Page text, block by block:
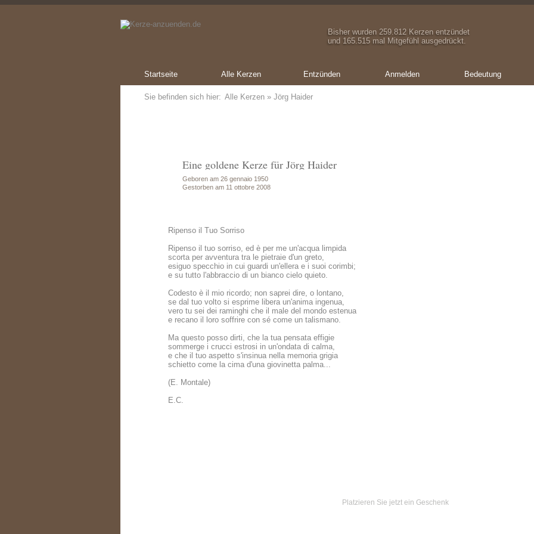
Bisher wurden 259.812 Kerzen entzündet
und 165.515 mal Mitgefühl ausgedrückt.
Startseite Alle Kerzen Entzünden Anmelden Bedeutung
Sie befinden sich hier: Alle Kerzen » Jörg Haider
Eine goldene Kerze für Jörg Haider
Geboren am 26 gennaio 1950
Gestorben am 11 ottobre 2008
Ripenso il Tuo Sorriso
Ripenso il tuo sorriso, ed è per me un'acqua limpida
scorta per avventura tra le pietraie d'un greto,
esiguo specchio in cui guardi un'ellera e i suoi corimbi;
e su tutto l'abbraccio di un bianco cielo quieto.
Codesto è il mio ricordo; non saprei dire, o lontano,
se dal tuo volto si esprime libera un'anima ingenua,
vero tu sei dei raminghi che il male del mondo estenua
e recano il loro soffrire con sé come un talismano.
Ma questo posso dirti, che la tua pensata effigie
sommerge i crucci estrosi in un'ondata di calma,
e che il tuo aspetto s'insinua nella memoria grigia
schietto come la cima d'una giovinetta palma...
(E. Montale)
E.C.
Platzieren Sie jetzt ein Geschenk